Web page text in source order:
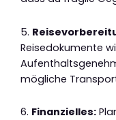
5.
Reisedokumente
mögliche
6. Finanzielles: